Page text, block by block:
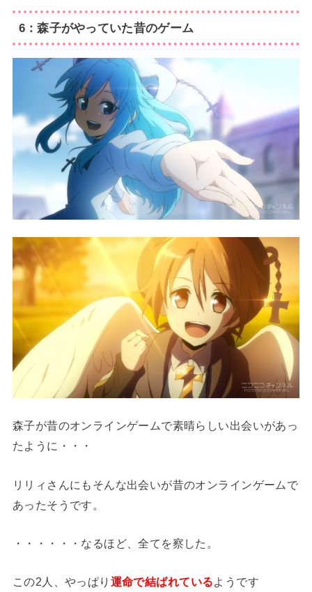
6：森子がやっていた昔のゲーム
森子が昔のオンラインゲームで素晴らしい出会いがあっ
たように・・・
リリィさんにもそんな出会いが昔のオンラインゲームで
あったそうです。
・・・・・・なるほど、全てを察した。
この2人、やっぱり 運命で結ばれているようです